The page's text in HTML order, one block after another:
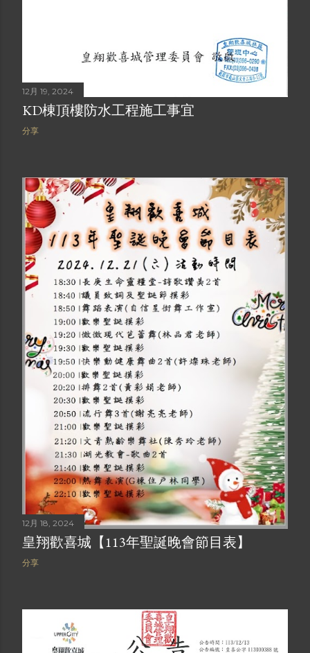
12月 19, 2024
KD棟頂樓防水工程施工事宜
分享
12月 18, 2024
皇翔歡喜城【113年聖誕晚會節目表】
分享